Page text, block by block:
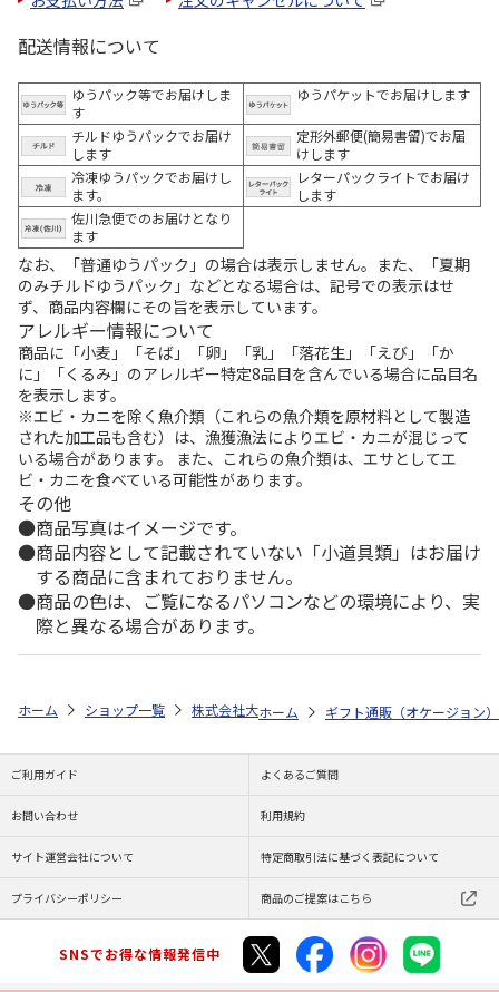
配送情報について
ゆうパック等でお届けしま
す
ゆうパケットでお届けします
チルドゆうパックでお届け
します
定形外郵便(簡易書留)でお届
けします
冷凍ゆうパックでお届けし
ます。
レターパックライトでお届け
します
佐川急便でのお届けとなり
ます
なお、「普通ゆうパック」の場合は表示しません。また、「夏期
のみチルドゆうパック」などとなる場合は、記号での表示はせ
ず、商品内容欄にその旨を表示しています。
アレルギー情報について
商品に「小麦」「そば」「卵」「乳」「落花生」「えび」「か
に」「くるみ」のアレルギー特定8品目を含んでいる場合に品目名
を表示します。
※エビ・カニを除く魚介類（これらの魚介類を原材料として製造
された加工品も含む）は、漁獲漁法によりエビ・カニが混じって
いる場合があります。 また、これらの魚介類は、エサとしてエ
ビ・カニを食べている可能性があります。
その他
商品写真はイメージです。
商品内容として記載されていない「小道具類」はお届け
する商品に含まれておりません。
商品の色は、ご覧になるパソコンなどの環境により、実
際と異なる場合があります。
ホーム ショップ一覧 株式会社大和 ≪沙羅≫ 月見草
ホーム ギフト通販（オケージョン）
ご利用ガイド よくあるご質問
お問い合わせ 利用規約
サイト運営会社について 特定商取引法に基づく表記について
プライバシーポリシー 商品のご提案はこちら
SNSでお得な情報発信中